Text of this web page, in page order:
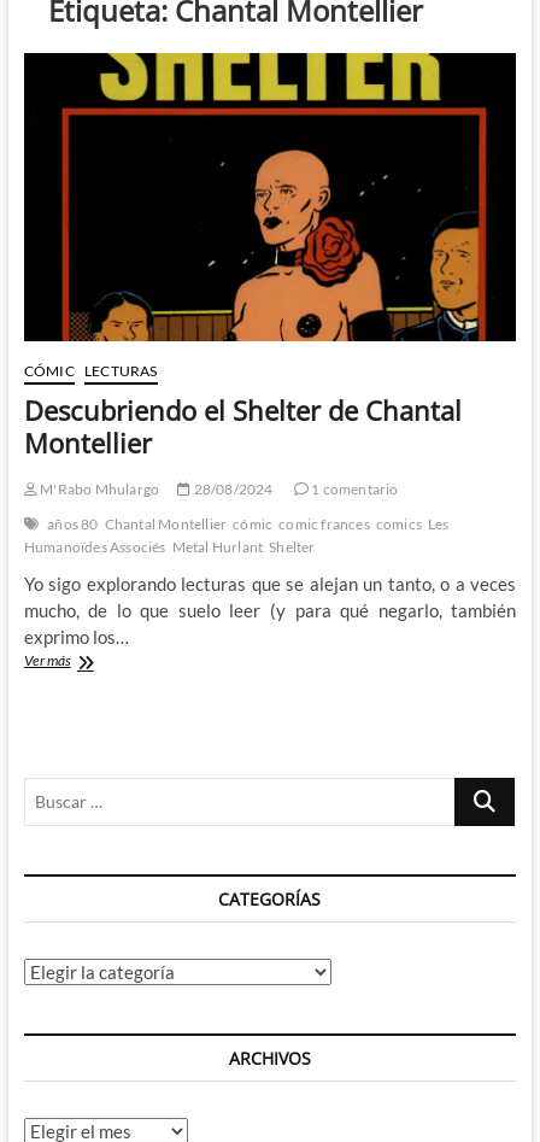
Etiqueta: Chantal Montellier
CÓMIC LECTURAS
Descubriendo el Shelter de Chantal
Montellier
M'Rabo Mhulargo 28/08/2024
1 comentario
años 80 Chantal Montellier cómic comic frances comics Les
Humanoïdes Associés Metal Hurlant Shelter
Yo sigo explorando lecturas que se alejan un tanto, o a veces
mucho, de lo que suelo leer (y para qué negarlo, también
exprimo los…
Ver másDescubriendo
Buscar
CATEGORÍAS
Categorías
ARCHIVOS
Archivos